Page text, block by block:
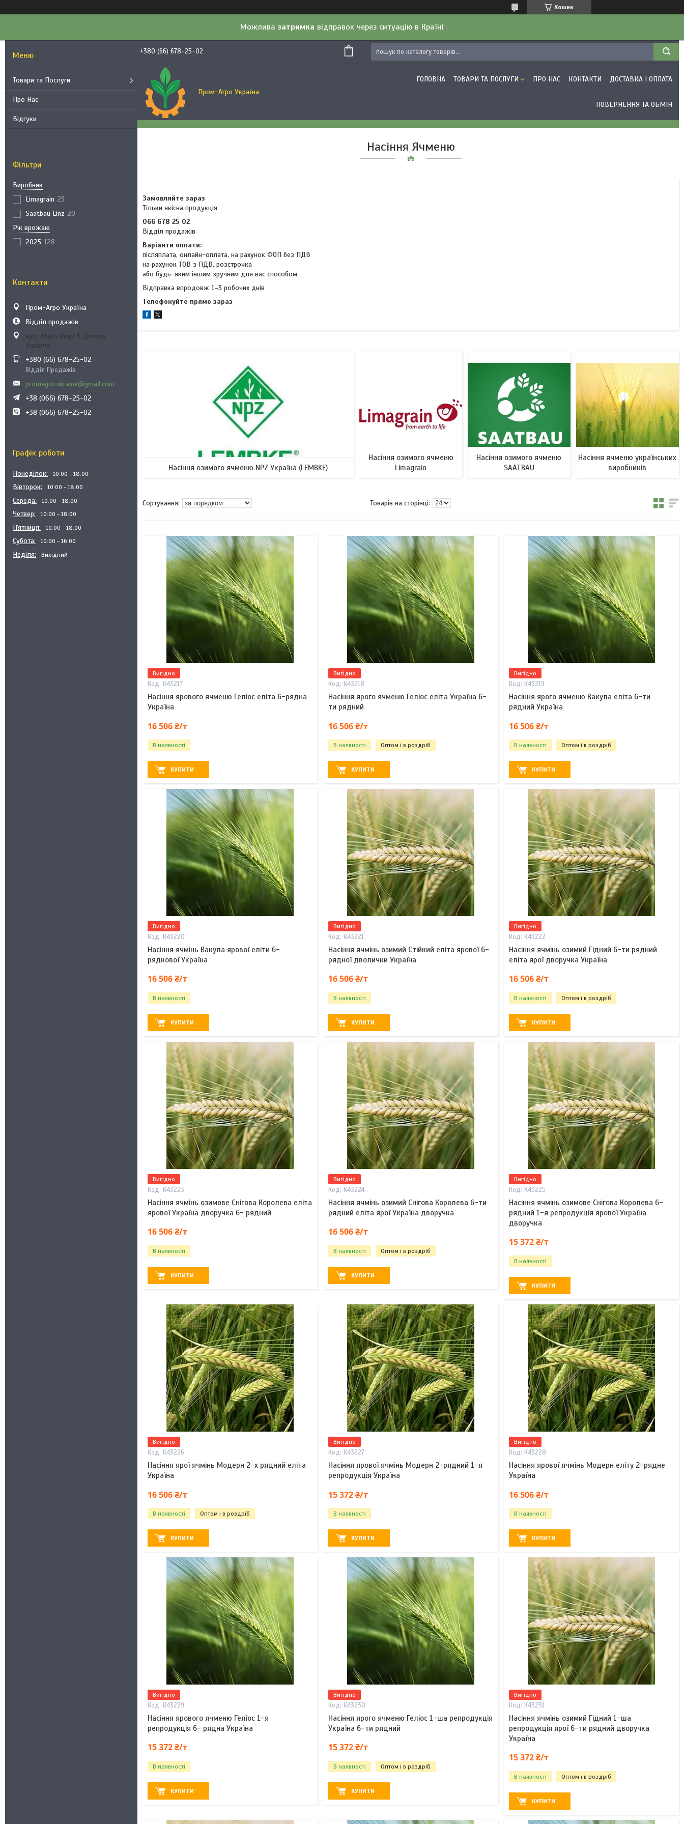
Кошик
Можлива затримка відправок через ситуацію в Країні
Товари та Послуги
Про Нас
Відгуки
Фільтри
Виробник
Limagrain 23
Saatbau Linz 20
Рік врожаю
2025 128
Контакти
Пром-Агро Україна
Відділ продажів
вул. Марії Кюрі 5, Дніпро,
Україна
+380 (66) 678-25-02
Відділ Продажів
promagro.ukraine@gmail.com
+38 (066) 678-25-02
+38 (066) 678-25-02
Графік роботи
Понеділок 10:00 18:00
Вівторок 10:00 18:00
Середа 10:00 18:00
Четвер 10:00 18:00
Пʼятниця 10:00 18:00
Субота 10:00 16:00
Неділя Вихідний
+380 (66) 678-25-02
Пром-Агро Україна
ГОЛОВНА ТОВАРИ ТА ПОСЛУГИ ПРО НАС КОНТАКТИ ДОСТАВКА І ОПЛАТА
ПОВЕРНЕННЯ ТА ОБМІН
Насіння Ячменю
Замовляйте зараз
Тільки якісна продукція
066 678 25 02
Відділ продажів
Варіанти оплати:
післяплата, онлайн-оплата, на рахунок ФОП без ПДВ
на рахунок ТОВ з ПДВ, розстрочка
або будь-яким іншим зручним для вас способом
Відправка впродовж 1–3 робочих днів
Телефонуйте прямо зараз
Насіння озимого ячменю NPZ Україна (LEMBKE)
Насіння озимого ячменю
Limagrain
Насіння озимого ячменю
SAATBAU
Насіння ячменю українських
виробників
Вигідно
К43217
Насіння ярового ячменю Геліос еліта 6-рядна
Україна
16 506 ₴/т
В наявності
КУПИТИ
Вигідно
К43218
Насіння ярого ячменю Геліос еліта Україна 6-
ти рядний
16 506 ₴/т
В наявності Оптом і в роздріб
КУПИТИ
Вигідно
К43219
Насіння ярого ячменю Вакула еліта 6-ти
рядний Україна
16 506 ₴/т
В наявності Оптом і в роздріб
КУПИТИ
Вигідно
К43220
Насіння ячмінь Вакула ярової еліти 6-
рядкової Україна
16 506 ₴/т
В наявності
КУПИТИ
Вигідно
К43221
Насіння ячмінь озимий Стійкий еліта ярової 6-
рядної дволички Україна
16 506 ₴/т
В наявності
КУПИТИ
Вигідно
К43222
Насіння ячмінь озимий Гідний 6-ти рядний
еліта ярої дворучка Україна
16 506 ₴/т
В наявності Оптом і в роздріб
КУПИТИ
Вигідно
К43223
Насіння ячмінь озимове Снігова Королева еліта
ярової Україна дворучка 6- рядний
16 506 ₴/т
В наявності
КУПИТИ
Вигідно
К43224
Насіння ячмінь озимий Снігова Королева 6-ти
рядний еліта ярої Україна дворучка
16 506 ₴/т
В наявності Оптом і в роздріб
КУПИТИ
Вигідно
К43225
Насіння ячмінь озимове Снігова Королева 6-
рядний 1-я репродукція ярової Україна
дворучка
15 372 ₴/т
В наявності
КУПИТИ
Вигідно
К43226
Насіння ярої ячмінь Модерн 2-х рядний еліта
Україна
16 506 ₴/т
В наявності Оптом і в роздріб
КУПИТИ
Вигідно
К43227
Насіння ярової ячмінь Модерн 2-рядний 1-я
репродукція Україна
15 372 ₴/т
В наявності
КУПИТИ
Вигідно
К43228
Насіння ярової ячмінь Модерн еліту 2-рядне
Україна
16 506 ₴/т
В наявності
КУПИТИ
Вигідно
К43229
Насіння ярового ячменю Геліос 1-я
репродукція 6- рядна Україна
15 372 ₴/т
В наявності
КУПИТИ
Вигідно
К43230
Насіння ярого ячменю Геліос 1-ша репродукція
Україна 6-ти рядний
15 372 ₴/т
В наявності Оптом і в роздріб
КУПИТИ
Вигідно
К43231
Насіння ячмінь озимий Гідний 1-ша
репродукція ярої 6-ти рядний дворучка
Україна
15 372 ₴/т
В наявності Оптом і в роздріб
КУПИТИ